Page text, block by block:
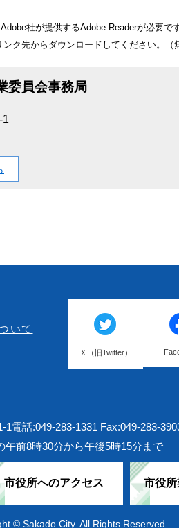
社が提供するAdobe Readerが必要です
ク先からダウンロードしてください。（
委員会事務局
1
いて
Ｘ（旧Twitter）
1電話:049-283-1331 Fax:049-283-
前8時30分から午後5時15分まで
市役所へのアクセス 市役所
© Sakado City. All Rights Reserved.